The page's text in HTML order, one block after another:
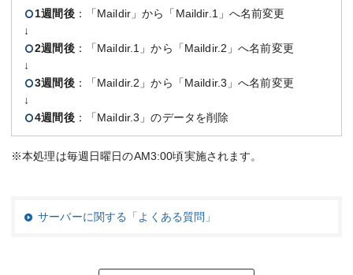
1週間後：「Maildir」から「Maildir.1」へ名前変更
↓
2週間後：「Maildir.1」から「Maildir.2」へ名前変更
↓
3週間後：「Maildir.2」から「Maildir.3」へ名前変更
↓
4週間後：「Maildir.3」のデータを削除
※本処理は毎週日曜日のAM3:00頃実施されます。
サーバーに関する「よくある質問」